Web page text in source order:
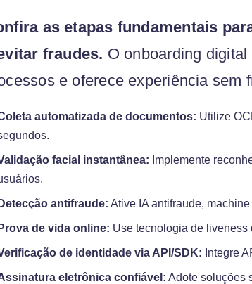
as etapas fundamentais
fraudes. O onboarding
e oferece experiência sem
automatizada de documentos: Utilize
facial instantânea: Implemente
antifraude: Ative IA antifraude,
de vida online: Use tecnologia de liveness
de identidade via API/SDK: Integre
eletrônica confiável: Adote soluções